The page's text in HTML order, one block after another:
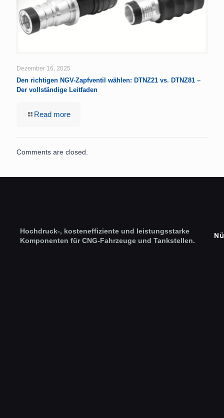
Dezember 16, 2025
Den richtigen NGV-Zapfventil wählen: DTNZ21 vs. DTNZ81 –
Der vollständige Leitfaden
Read more
Comments are closed.
Hochdruck-, kosteneffiziente und leistungsstarke
Komponenten für CNG-Fahrzeuge und Tankstellen.